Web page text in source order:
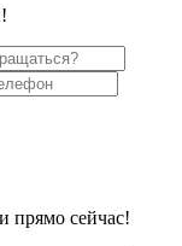
прямо сейчас!